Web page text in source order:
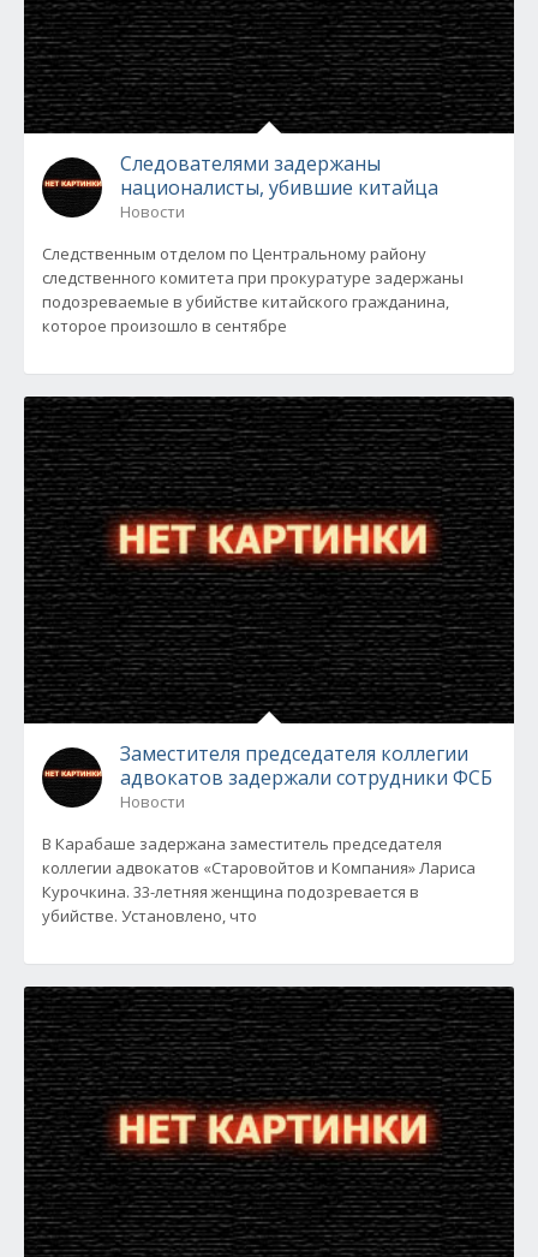
Следователями задержаны
националисты, убившие китайца
Новости
Следственным отделом по Центральному району
следственного комитета при прокуратуре задержаны
подозреваемые в убийстве китайского гражданина,
которое произошло в сентябре
Заместителя председателя коллегии
адвокатов задержали сотрудники ФСБ
Новости
В Карабаше задержана заместитель председателя
коллегии адвокатов «Старовойтов и Компания» Лариса
Курочкина. 33-летняя женщина подозревается в
убийстве. Установлено, что